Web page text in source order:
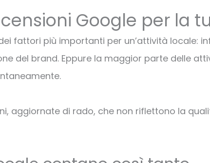
Google per la
fattori più importanti per un’attività locale:
del brand. Eppure la maggior parte delle
aggiornate di rado, che non riflettono la